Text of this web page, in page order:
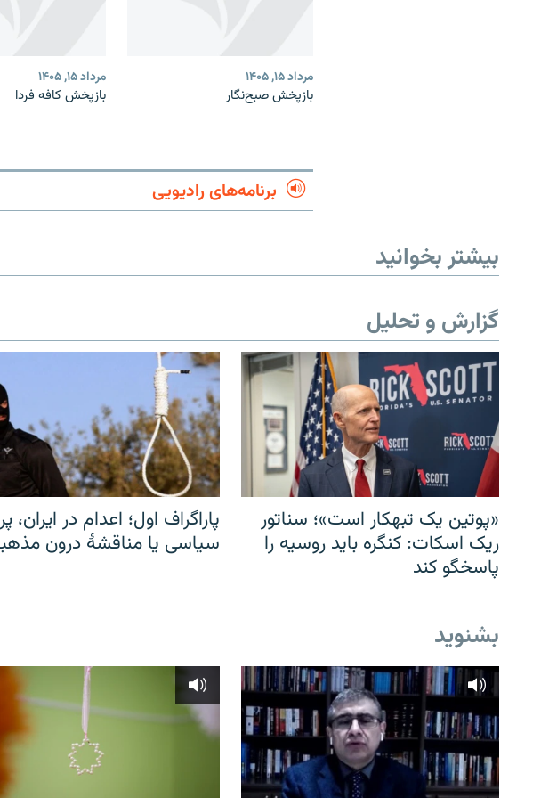
مرداد ۱۵, ۱۴۰۵
بازپخش صبح‌نگار
مرداد ۱۵, ۱۴۰۵
بازپخش کافه فردا
برنامه‌های رادیویی
بیشتر بخوانید
گزارش و تحلیل
«پوتین یک تبهکار است»؛ سناتور
ریک اسکات: کنگره باید روسیه را
پاسخگو کند
پاراگراف اول؛ اعدام در ایران،
سیاسی یا مناقشهٔ درون
بشنوید